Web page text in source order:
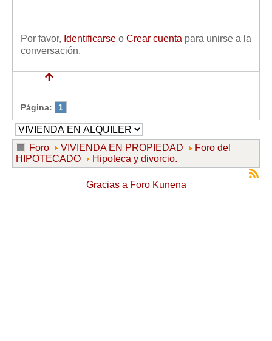
Por favor, Identificarse o Crear cuenta para unirse a la
conversación.
Página: 1
Foro VIVIENDA EN PROPIEDAD
Foro del
HIPOTECADO
Hipoteca y divorcio.
Gracias a Foro Kunena